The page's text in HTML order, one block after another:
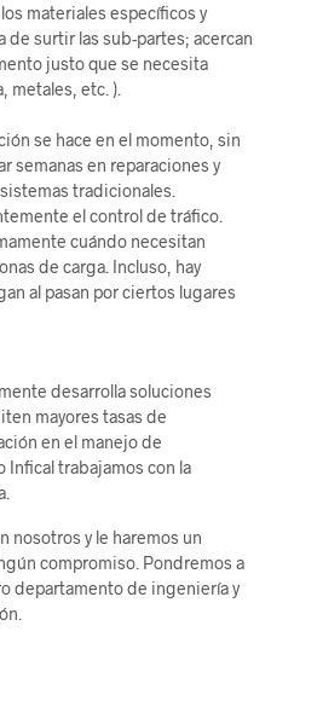
materiales específicos y
de surtir las sub-partes; acercan
justo que se necesita
metales, etc. ).
se hace en el momento, sin
semanas en reparaciones y
tradicionales.
el control de tráfico.
cuándo necesitan
de carga. Incluso, hay
al pasan por ciertos lugares
desarrolla soluciones
mayores tasas de
en el manejo de
Infical trabajamos con la
nosotros y le haremos un
compromiso. Pondremos a
departamento de ingeniería y